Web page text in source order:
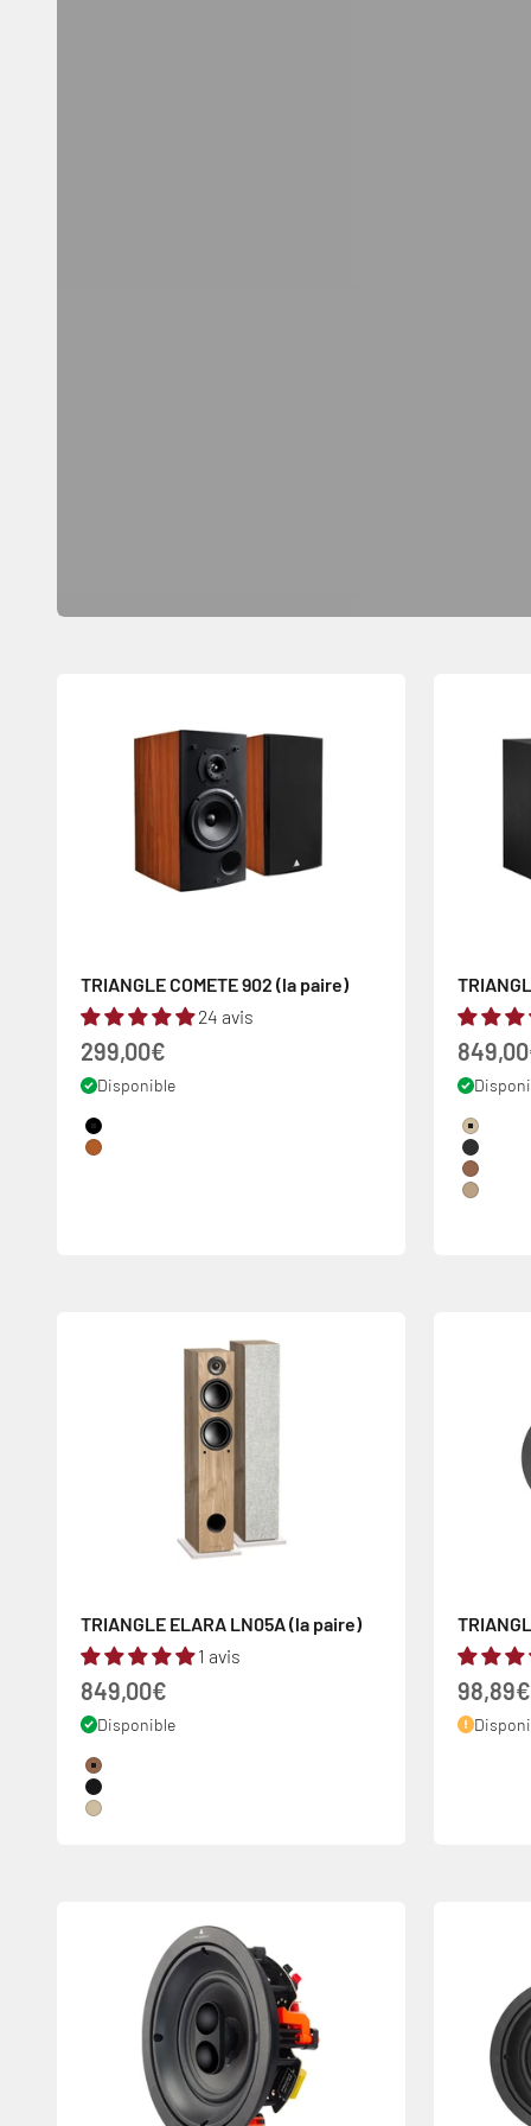
TRIANGLE COMETE 902 (la paire)
24 avis
Prix de vente
299,00€
Disponible
Couleur
Black
Cognac
Prix de
Couleur
Chêne
Frêne
Teck
TRIANGLE ELARA LN05A (la paire)
1 avis
Prix de vente
849,00€
Disponible
Couleur
Châtaignier
Noir
Chêne Clair
Prix de
98,89€